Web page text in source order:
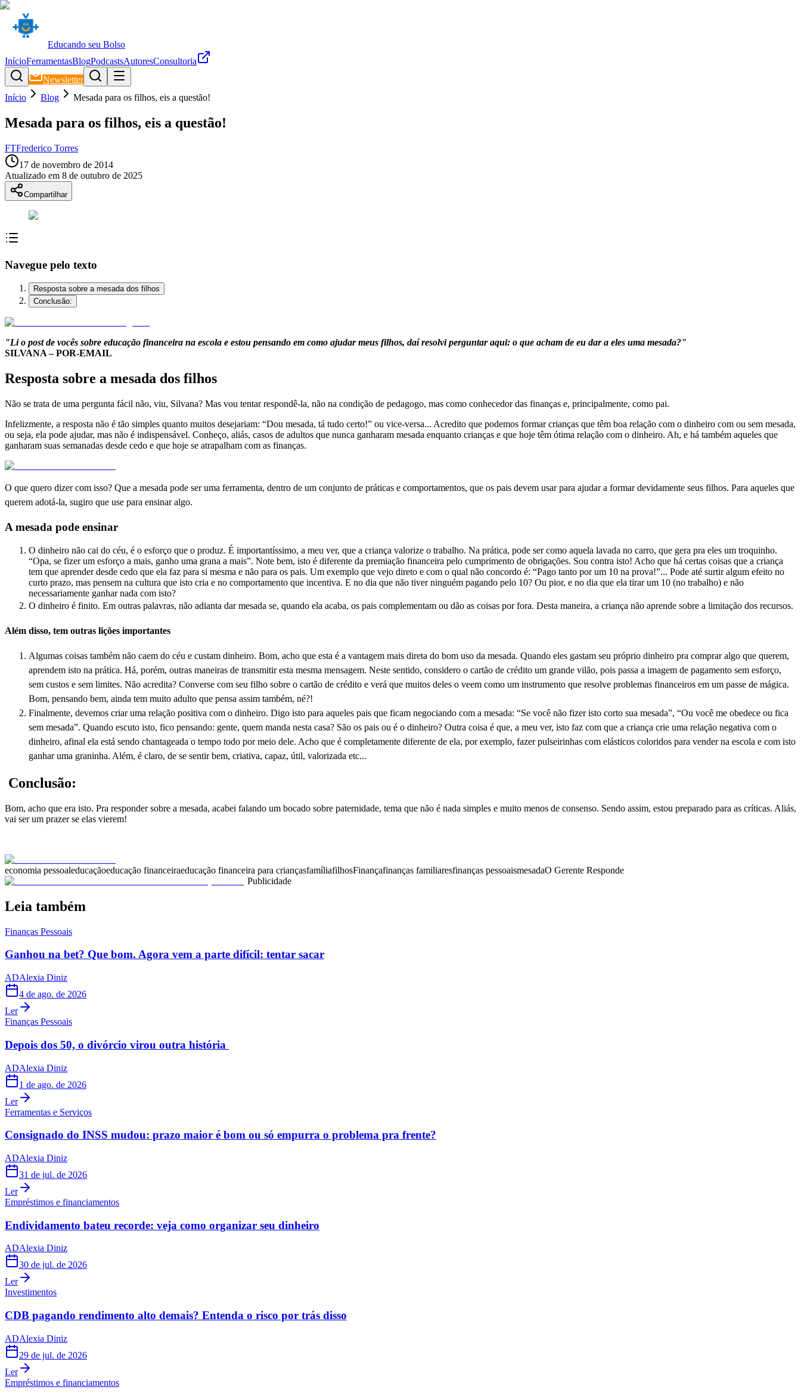
Educando seu Bolso
InícioFerramentasBlogPodcastsAutoresConsultoria
Newsletter
Início
Blog Mesada para os filhos, eis a questão!
Mesada para os filhos, eis a questão!
FTFrederico Torres
17 de novembro de 2014
Atualizado em 8 de outubro de 2025
Compartilhar
Navegue pelo texto
Resposta sobre a mesada dos filhos
Conclusão:
"Li o post de vocês sobre educação financeira na escola e estou pensando em como ajudar meus filhos, daí resolvi perguntar aqui: o que acham de eu dar a eles uma mesada?"
SILVANA – POR-EMAIL
Resposta sobre a mesada dos filhos
Não se trata de uma pergunta fácil não, viu, Silvana? Mas vou tentar respondê-la, não na condição de pedagogo, mas como conhecedor das finanças e, principalmente, como pai.
Infelizmente, a resposta não é tão simples quanto muitos desejariam: “Dou mesada, tá tudo certo!” ou vice-versa... Acredito que podemos formar crianças que têm boa relação com o dinheiro com ou sem mesada,
ou seja, ela pode ajudar, mas não é indispensável. Conheço, aliás, casos de adultos que nunca ganharam mesada enquanto crianças e que hoje têm ótima relação com o dinheiro. Ah, e há também aqueles que
ganharam suas semanadas desde cedo e que hoje se atrapalham com as finanças.
O que quero dizer com isso? Que a mesada pode ser uma ferramenta, dentro de um conjunto de práticas e comportamentos, que os pais devem usar para ajudar a formar devidamente seus filhos. Para aqueles que
querem adotá-la, sugiro que use para ensinar algo.
A mesada pode ensinar
O dinheiro não cai do céu, é o esforço que o produz. É importantíssimo, a meu ver, que a criança valorize o trabalho. Na prática, pode ser como aquela lavada no carro, que gera pra eles um troquinho.
“Opa, se fizer um esforço a mais, ganho uma grana a mais”. Note bem, isto é diferente da premiação financeira pelo cumprimento de obrigações. Sou contra isto! Acho que há certas coisas que a criança
tem que aprender desde cedo que ela faz para si mesma e não para os pais. Um exemplo que vejo direto e com o qual não concordo é: “Pago tanto por um 10 na prova!”... Pode até surtir algum efeito no
curto prazo, mas pensem na cultura que isto cria e no comportamento que incentiva. E no dia que não tiver ninguém pagando pelo 10? Ou pior, e no dia que ela tirar um 10 (no trabalho) e não
necessariamente ganhar nada com isto?
O dinheiro é finito. Em outras palavras, não adianta dar mesada se, quando ela acaba, os pais complementam ou dão as coisas por fora. Desta maneira, a criança não aprende sobre a limitação dos recursos.
Além disso, tem outras lições importantes
Algumas coisas também não caem do céu e custam dinheiro. Bom, acho que esta é a vantagem mais direta do bom uso da mesada. Quando eles gastam seu próprio dinheiro pra comprar algo que querem,
aprendem isto na prática. Há, porém, outras maneiras de transmitir esta mesma mensagem. Neste sentido, considero o cartão de crédito um grande vilão, pois passa a imagem de pagamento sem esforço,
sem custos e sem limites. Não acredita? Converse com seu filho sobre o cartão de crédito e verá que muitos deles o veem como um instrumento que resolve problemas financeiros em um passe de mágica.
Bom, pensando bem, ainda tem muito adulto que pensa assim também, né?!
Finalmente, devemos criar uma relação positiva com o dinheiro. Digo isto para aqueles pais que ficam negociando com a mesada: “Se você não fizer isto corto sua mesada”, “Ou você me obedece ou fica
sem mesada”. Quando escuto isto, fico pensando: gente, quem manda nesta casa? São os pais ou é o dinheiro? Outra coisa é que, a meu ver, isto faz com que a criança crie uma relação negativa com o
dinheiro, afinal ela está sendo chantageada o tempo todo por meio dele. Acho que é completamente diferente de ela, por exemplo, fazer pulseirinhas com elásticos coloridos para vender na escola e com isto
ganhar uma graninha. Além, é claro, de se sentir bem, criativa, capaz, útil, valorizada etc...
Conclusão:
Bom, acho que era isto. Pra responder sobre a mesada, acabei falando um bocado sobre paternidade, tema que não é nada simples e muito menos de consenso. Sendo assim, estou preparado para as críticas. Aliás,
vai ser um prazer se elas vierem!
economia pessoaleducaçãoeducação financeiraeducação financeira para criançasfamíliafilhosFinançafinanças familiaresfinanças pessoaismesadaO Gerente Responde
Publicidade
Leia também
Finanças Pessoais
Ganhou na bet? Que bom. Agora vem a parte difícil: tentar sacar
ADAlexia Diniz
4 de ago. de 2026
Ler
Finanças Pessoais
Depois dos 50, o divórcio virou outra história
ADAlexia Diniz
1 de ago. de 2026
Ler
Ferramentas e Serviços
Consignado do INSS mudou: prazo maior é bom ou só empurra o problema pra frente?
ADAlexia Diniz
31 de jul. de 2026
Ler
Empréstimos e financiamentos
Endividamento bateu recorde: veja como organizar seu dinheiro
ADAlexia Diniz
30 de jul. de 2026
Ler
Investimentos
CDB pagando rendimento alto demais? Entenda o risco por trás disso
ADAlexia Diniz
29 de jul. de 2026
Ler
Empréstimos e financiamentos